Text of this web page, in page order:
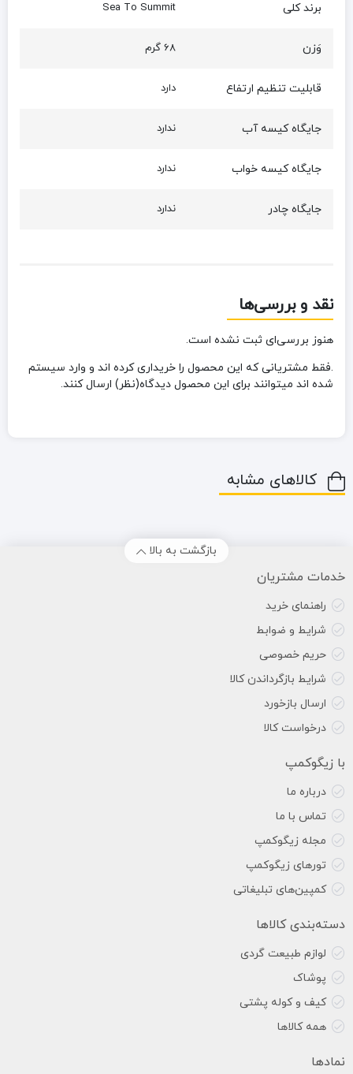
برند کلی Sea To Summit
وَزن 68 گرم
قابلیت تنظیم ارتفاع دارد
جایگاه کیسه آب ندارد
جایگاه کیسه خواب ندارد
جایگاه چادر ندارد
نقد و بررسی‌ها
هنوز بررسی‌ای ثبت نشده است.
.فقط مشتریانی که این محصول را خریداری کرده اند و وارد سیستم
شده اند میتوانند برای این محصول دیدگاه(نظر) ارسال کنند.
کالاهای مشابه
بازگشت به بالا
خدمات مشتریان
راهنمای خرید
شرایط و ضوابط
حریم خصوصی
شرایط بازگرداندن کالا
ارسال بازخورد
درخواست کالا
با زیگوکمپ
درباره ما
تماس با ما
مجله زیگوکمپ
تورهای زیگوکمپ
کمپین‌های تبلیغاتی
دسته‌بندی کالاها
لوازم طبیعت گردی
پوشاک
کیف و کوله پشتی
همه کالاها
نمادها